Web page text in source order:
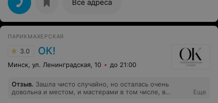
Все адреса
ПАРИКМАХЕРСКАЯ
3.0 ОК!
Минск, ул. Ленинградская, 10 до 21:00
Отзыв. Зашла чисто случайно, но осталась очень
довольна и местом, и мастерами в том числе, в
Еще